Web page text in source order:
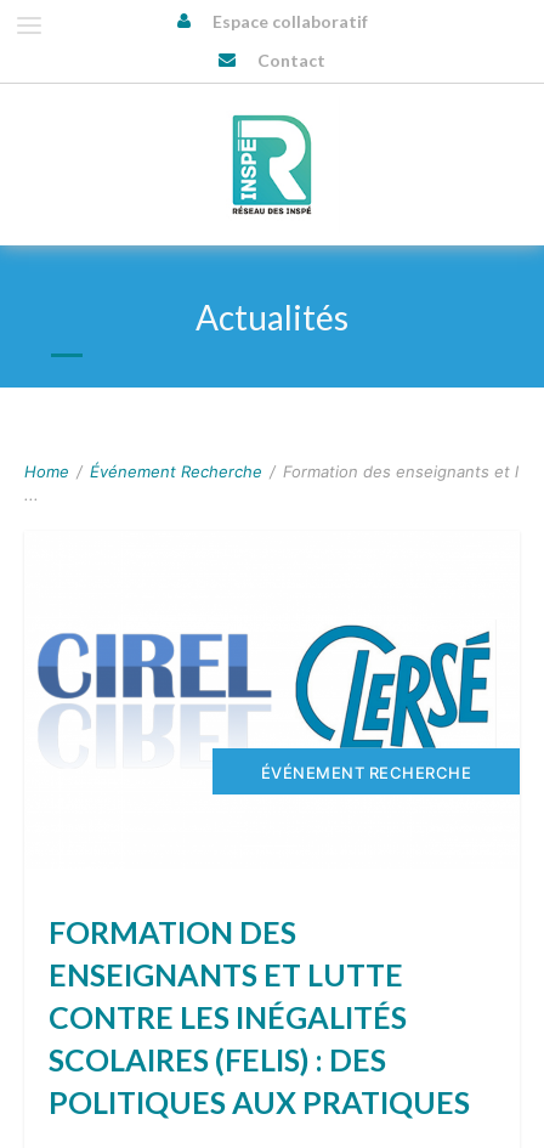
Espace collaboratif
Contact
Actualités
Home / Événement Recherche / Formation des enseignants et l
...
ÉVÉNEMENT RECHERCHE
FORMATION DES
ENSEIGNANTS ET LUTTE
CONTRE LES INÉGALITÉS
SCOLAIRES (FELIS) : DES
POLITIQUES AUX PRATIQUES